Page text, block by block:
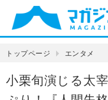
トップページ エンタメ
小栗旬演じる太